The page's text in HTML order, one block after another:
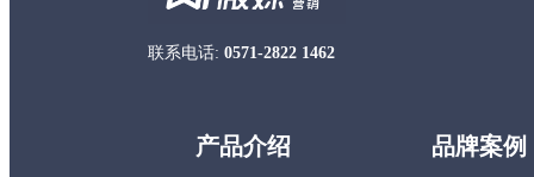
联系电话: 0571-2822 1462
产品介绍 品牌案例